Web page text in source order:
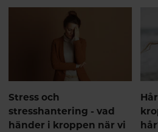
egentligen begrepp som
kollagenpeptider, hydrolyserat
kollagen och dalton? Och spelar
Här hjälper vi dig att reda ut vad
som verkligen spelar roll.
Stress och
stresshantering - vad
händer i kroppen när vi